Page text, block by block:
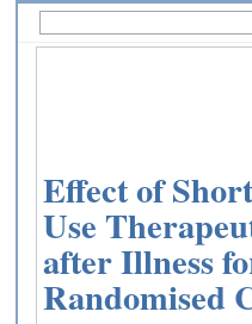
Effect of
Use
after Illness
Randomised